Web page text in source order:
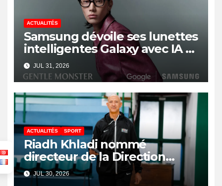
ACTUALITÉS
Samsung dévoile ses lunettes
intelligentes Galaxy avec IA et
Gemini
JUL 31, 2026
ACTUALITÉS SPORT
Riadh Khladi nommé
directeur de la Direction
Nationale de l’Arbitrage
JUL 30, 2026